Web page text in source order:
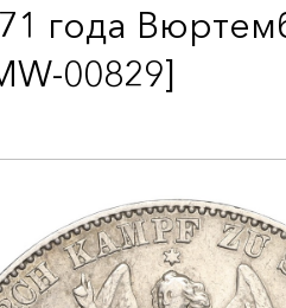
года
00829]